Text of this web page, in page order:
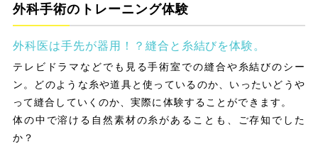
外科手術のトレーニング体験
外科医は手先が器用！？縫合と糸結びを体験。
テレビドラマなどでも見る手術室での縫合や糸結びのシー
ン。どのような糸や道具と使っているのか、いったいどうや
って縫合していくのか、実際に体験することができます。
体の中で溶ける自然素材の糸があることも、ご存知でした
か？